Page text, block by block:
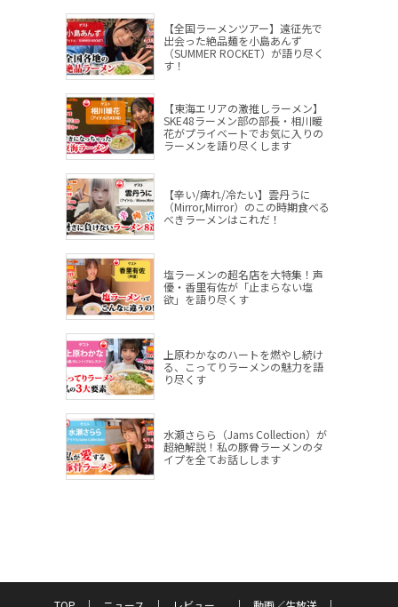
【全国ラーメンツアー】遠征先で
出会った絶品麺を小島あんず
（SUMMER ROCKET）が語り尽く
す！
【東海エリアの激推しラーメン】
SKE48ラーメン部の部長・相川暖
花がプライベートでお気に入りの
ラーメンを語り尽くします
【辛い/痺れ/冷たい】雲丹うに
（Mirror,Mirror）のこの時期食べる
べきラーメンはこれだ！
塩ラーメンの超名店を大特集！声
優・香里有佐が「止まらない塩
欲」を語り尽くす
上原わかなのハートを燃やし続け
る、こってりラーメンの魅力を語
り尽くす
水瀬さらら（Jams Collection）が
超絶解説！私の豚骨ラーメンのタ
イプを全てお話しします